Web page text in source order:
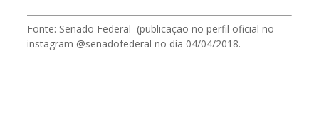
Fonte: Senado Federal (publicação no perfil oficial no
instagram @senadofederal no dia 04/04/2018.